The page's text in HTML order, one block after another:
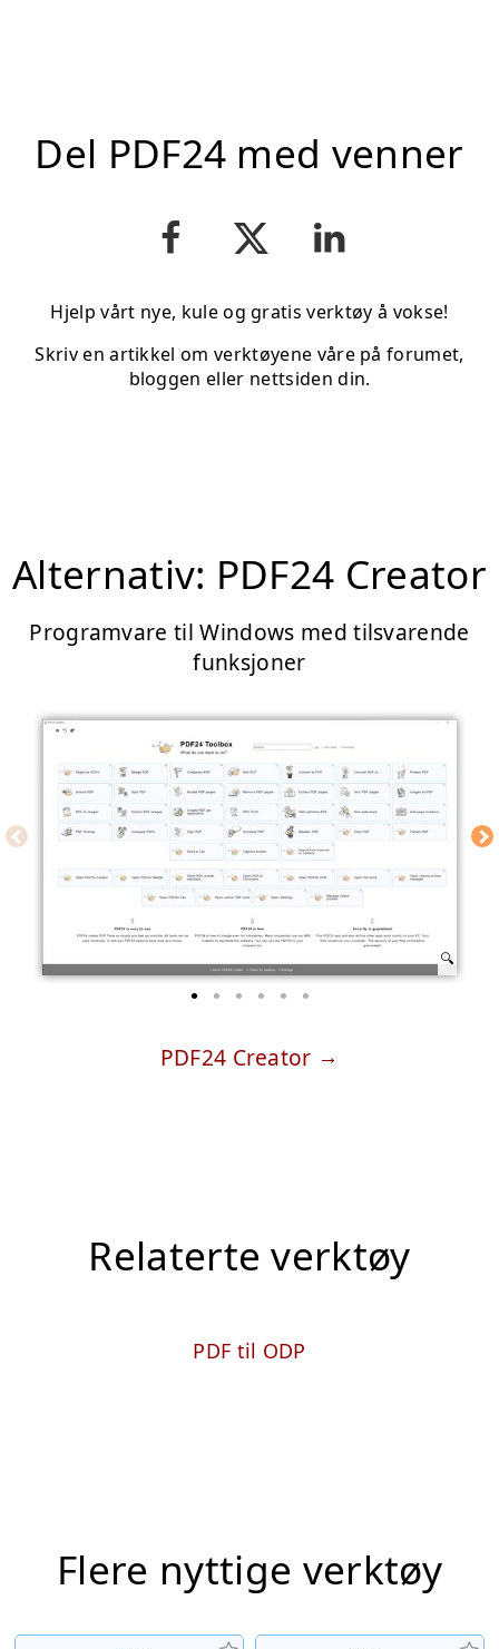
Del PDF24 med venner
Hjelp vårt nye, kule og gratis verktøy å vokse!
Skriv en artikkel om verktøyene våre på forumet,
bloggen eller nettsiden din.
Alternativ: PDF24 Creator
Programvare til Windows med tilsvarende
funksjoner
PDF24 Creator
Relaterte verktøy
PDF til ODP
Flere nyttige verktøy